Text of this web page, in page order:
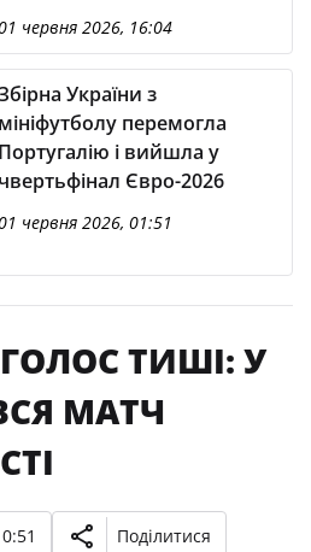
червня 2026, 16:04
України з
мініфутболу перемогла
Португалію і вийшла у
чвертьфінал Євро-2026
червня 2026, 01:51
ТИШІ: У
МАТЧ
Поділитися